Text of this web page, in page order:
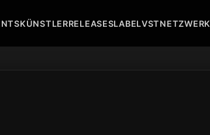
KÜNSTLERRELEASESLABELVSTNETZWERK